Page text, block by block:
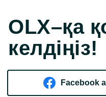
OLX–қа
келдіңіз!
Facebook